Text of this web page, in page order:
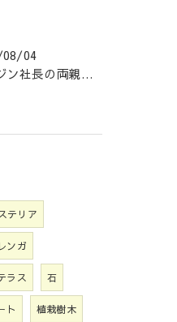
08/04
私マツジン社長の両親が色々あって🖐️息子仁は自主練していたと...
テリア
レンガ
ラス 石
ト 植栽樹木